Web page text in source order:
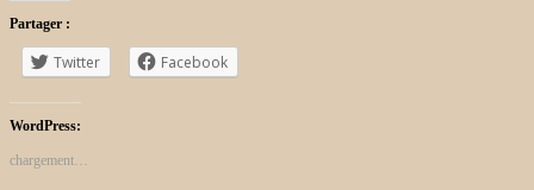
Partager :
Twitter Facebook
WordPress:
chargement…